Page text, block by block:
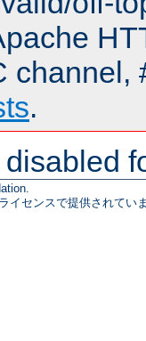
channel,
.
イセンスで提供されてい